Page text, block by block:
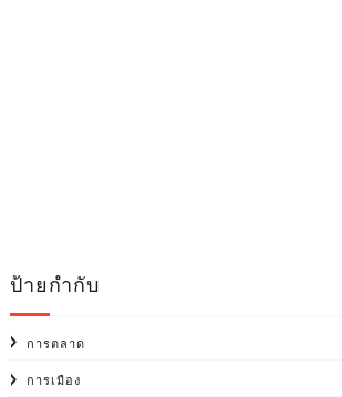
ป้ายกำกับ
การตลาด
การเมือง